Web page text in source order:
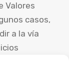
Valores
casos,
a la vía